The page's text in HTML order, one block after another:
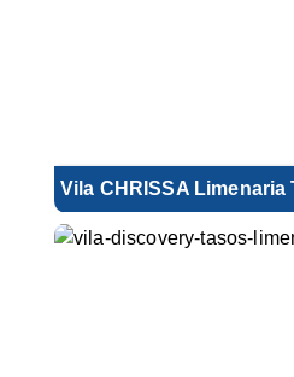
Vila CHRISSA Limenaria